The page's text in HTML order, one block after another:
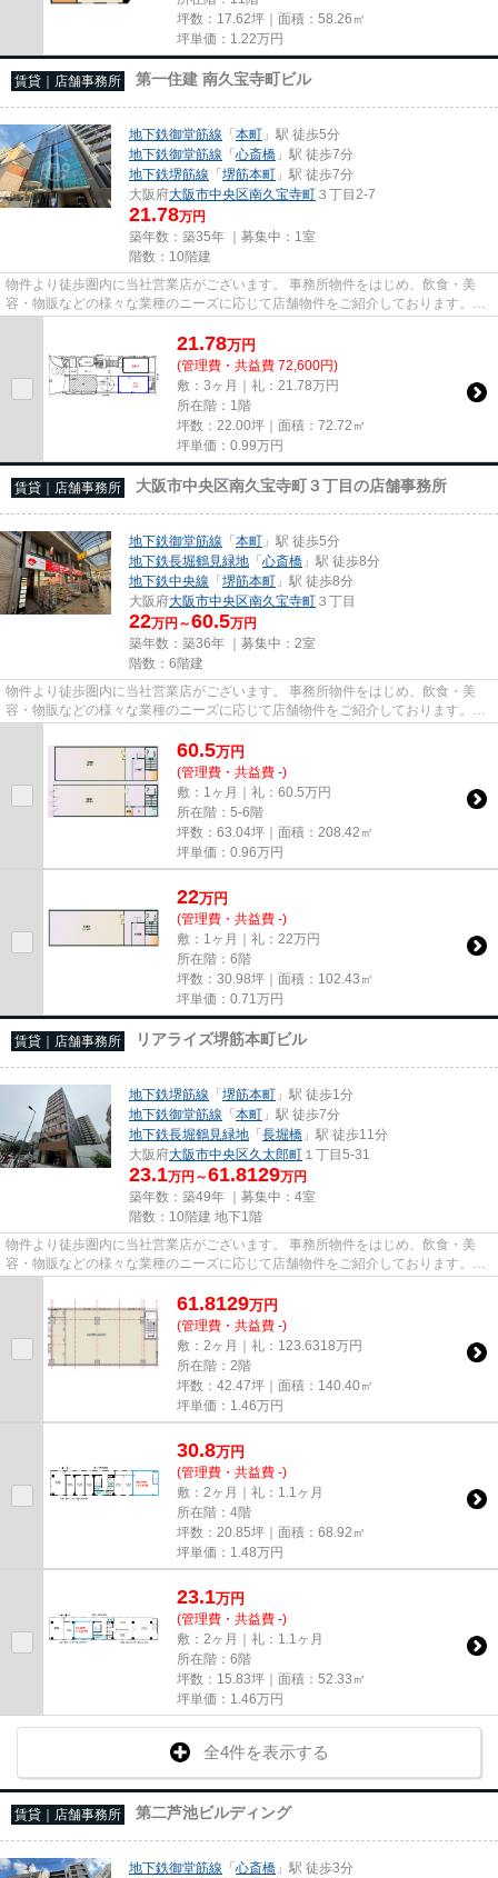
坪数：17.62坪｜面積：58.26㎡
坪単価： 1.22万円
賃貸｜店舗事務所 第一住建 南久宝寺町ビル
地下鉄御堂筋線 「本町 」駅 徒歩5分
地下鉄御堂筋線 「心斎橋 」駅 徒歩7分
地下鉄堺筋線 「堺筋本町 」駅 徒歩7分
大阪府大阪市中央区南久宝寺町 ３丁目2-7
21.78万円
築年数：築35年 ｜募集中： 1室
階数：10階建
物件より徒歩圏内に当社営業店がございます。 事務所物件をはじめ、飲食・美
容・物販などの様々な業種のニーズに応じて店舗物件をご紹介しております。
尚、弊社ではおとり広告は一切...
21.78万円
(管理費・共益費 72,600円)
敷：3ヶ月｜礼：21.78万円
所在階：1階
坪数：22.00坪｜面積：72.72㎡
坪単価： 0.99万円
賃貸｜店舗事務所 大阪市中央区南久宝寺町３丁目の店舗事務所
地下鉄御堂筋線 「本町 」駅 徒歩5分
地下鉄長堀鶴見緑地 「心斎橋 」駅 徒歩8分
地下鉄中央線 「堺筋本町 」駅 徒歩8分
大阪府大阪市中央区南久宝寺町 ３丁目
22万円～60.5万円
築年数：築36年 ｜募集中： 2室
階数：6階建
物件より徒歩圏内に当社営業店がございます。 事務所物件をはじめ、飲食・美
容・物販などの様々な業種のニーズに応じて店舗物件をご紹介しております。
尚、弊社ではおとり広告は一切...
60.5万円
(管理費・共益費 -)
敷：1ヶ月｜礼：60.5万円
所在階：5-6階
坪数：63.04坪｜面積：208.42㎡
坪単価： 0.96万円
22万円
(管理費・共益費 -)
敷：1ヶ月｜礼：22万円
所在階：6階
坪数：30.98坪｜面積：102.43㎡
坪単価： 0.71 万円
賃貸｜店舗事務所 リアライズ堺筋本町ビル
地下鉄堺筋線 「堺筋本町 」駅 徒歩1分
地下鉄御堂筋線 「本町 」駅 徒歩7分
地下鉄長堀鶴見緑地 「長堀橋 」駅 徒歩11分
大阪府大阪市中央区久太郎町 １丁目5-31
23.1万円～61.8129万円
築年数：築49年 ｜募集中： 4室
階数：10階建 地下1階
物件より徒歩圏内に当社営業店がございます。 事務所物件をはじめ、飲食・美
容・物販などの様々な業種のニーズに応じて店舗物件をご紹介しております。
尚、弊社ではおとり広告は一切...
61.8129万円
(管理費・共益費 -)
敷：2ヶ月｜礼：123.6318万円
所在階：2階
坪数：42.47坪｜面積：140.40㎡
坪単価： 1.46万円
30.8万円
(管理費・共益費 -)
敷：2ヶ月｜礼：1.1ヶ月
所在階：4階
坪数：20.85坪｜面積：68.92㎡
坪単価： 1.48万円
23.1万円
(管理費・共益費 -)
敷：2ヶ月｜礼：1.1ヶ月
所在階：6階
坪数：15.83坪｜面積：52.33㎡
坪単価： 1.46万円
全4件を表示する
賃貸｜店舗事務所 第二芦池ビルディング
地下鉄御堂筋線 「心斎橋 」駅 徒歩3分